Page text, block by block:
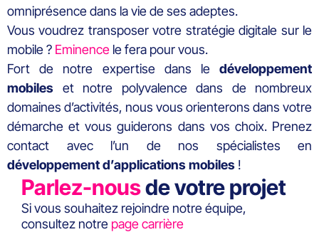
omniprésence dans la vie de ses adeptes.
Vous voudrez transposer votre stratégie digitale sur le
mobile ? Eminence le fera pour vous.
Fort de notre expertise dans le développement
mobiles et notre polyvalence dans de nombreux
domaines d’activités, nous vous orienterons dans votre
démarche et vous guiderons dans vos choix. Prenez
contact avec l’un de nos spécialistes en
développement d’applications mobiles !
Parlez-nousde votre projet
Si vous souhaitez rejoindre notre équipe,
consultez notre page carrière